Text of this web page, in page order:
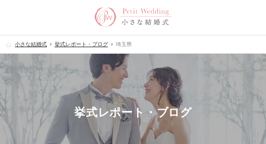
小さな結婚式 挙式レポート・ブログ 埼玉県
挙式レポート・ブログ